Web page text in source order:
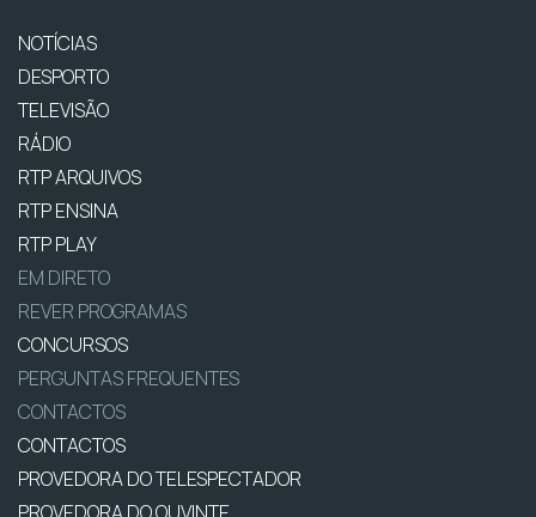
NOTÍCIAS
DESPORTO
TELEVISÃO
RÁDIO
RTP ARQUIVOS
RTP ENSINA
RTP PLAY
EM DIRETO
REVER PROGRAMAS
CONCURSOS
PERGUNTAS FREQUENTES
CONTACTOS
CONTACTOS
PROVEDORA DO TELESPECTADOR